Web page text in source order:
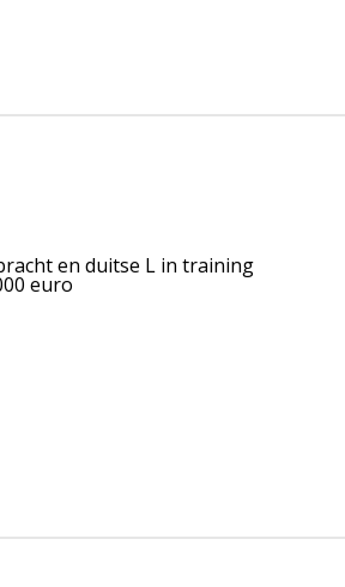
en duitse L in training
euro